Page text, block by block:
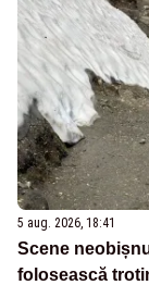
5 aug. 2026, 18:41
Scene
folosească